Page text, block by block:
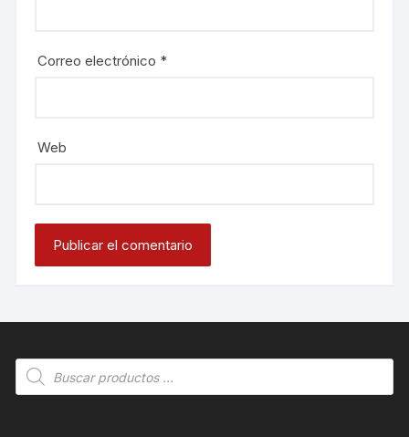
Correo electrónico *
Web
Búsqueda
de